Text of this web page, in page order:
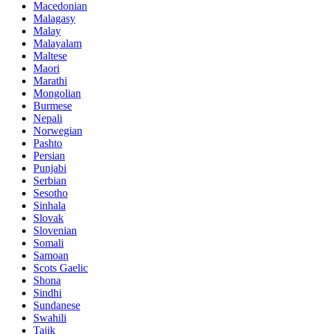
Macedonian
Malagasy
Malay
Malayalam
Maltese
Maori
Marathi
Mongolian
Burmese
Nepali
Norwegian
Pashto
Persian
Punjabi
Serbian
Sesotho
Sinhala
Slovak
Slovenian
Somali
Samoan
Scots Gaelic
Shona
Sindhi
Sundanese
Swahili
Tajik